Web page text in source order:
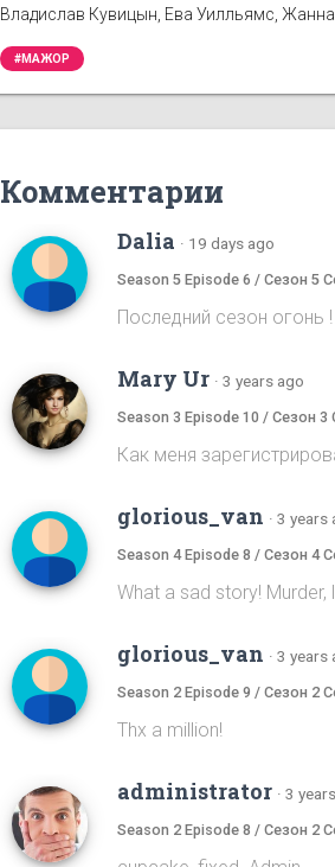
Владислав Кувицын, Ева Уилльямс,
#МАЖОР
Комментарии
Dalia · 19 days ago
Season 5 Episode 6 / Сезон 5
Последний сезон огонь !
Mary Ur · 3 years ago
Season 3 Episode 10 / Сезон 3
Как меня
glorious_van · 3 years
Season 4 Episode 8 / Сезон 4
What a sad story! Murder,
glorious_van · 3 years
Season 2 Episode 9 / Сезон 2
Thx a million!
administrator · 3
Season 2 Episode 8 / Сезон 2